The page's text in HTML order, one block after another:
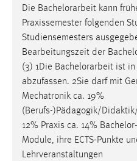
Relevanz:
ECTS-Punkte erbracht
Fachstudienberatung
DieBachelorarbeitkann
Praxissemester folgenden
Studiensemesters
Bearbeitungszeit der
(3) 1DieBachelorarbeitist in
abzufassen. 2Sie darf mit
Mechatronik ca. 19%
(Berufs-)Pädagogik/